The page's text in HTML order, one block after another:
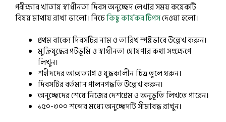
পরীক্ষার খাতায় স্বাধীনতা দিবস অনুচ্ছেদ লেখার সময় কয়েকটি
বিষয় মাথায় রাখা ভালো। নিচেকিছু কার্যকর টিপসদেওয়া হলো।
প্রথম বাক্যে দিবসটির নাম ও তারিখ স্পষ্টভাবে উল্লেখ করুন।
মুক্তিযুদ্ধের পটভূমি ও স্বাধীনতা ঘোষণার কথা সংক্ষেপে
লিখুন।
শহীদদের আত্মত্যাগ ও যুদ্ধকালীন চিত্র তুলে ধরুন।
দিবসটির বর্তমান পালনপদ্ধতি উল্লেখ করুন।
অনুচ্ছেদের শেষে নিজের দেশপ্রেম ও অনুভূতি লিখতে পারেন।
১৫০-৩০০ শব্দের মধ্যে অনুচ্ছেদটি সীমাবদ্ধ রাখুন।